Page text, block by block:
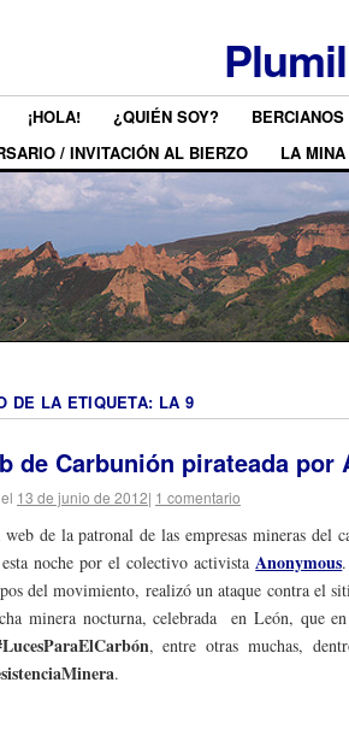
¡HOLA! ¿QUIÉN SOY?
/ INVITACIÓN AL BIERZO
LA MINA
DE LA ETIQUETA: LA 9
de Carbunión pirateada por
13 de junio de 2012| 1 comentario
de la patronal de las empresas mineras del
esta noche por el colectivo activistaAnonymous
del movimiento, realizó un ataque contra el
minera nocturna, celebrada en León, que
, entre otras muchas,
.